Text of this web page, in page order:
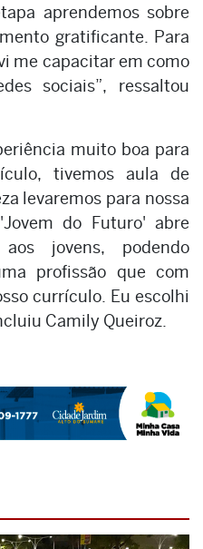
aprendemos sobre
gratificante. Para
me capacitar em como
sociais”, ressaltou
muito boa para
tivemos aula de
levaremos para nossa
do Futuro' abre
jovens, podendo
profissão que com
currículo. Eu escolhi
Camily Queiroz.